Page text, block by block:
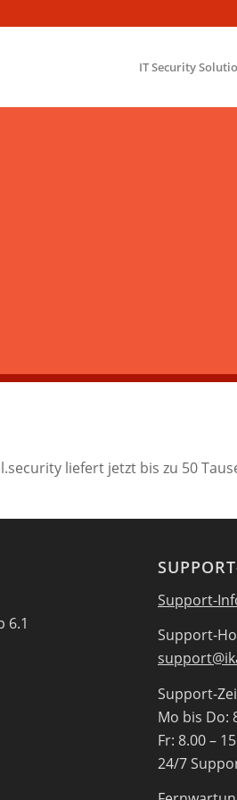
IT Security
liefert jetzt bis zu 50
6.1
Support-
Support-
Support-
Mo bis Do:
Fr: 8.00 –
24/7